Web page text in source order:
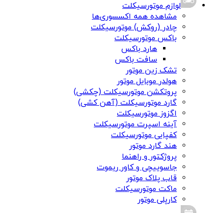
لوازم موتورسیکلت
مشاهده همه اکسسوری‌ها
چادر (روکش) موتورسیکلت
باکس موتورسیکلت
هارد باکس
سافت باکس
تشک زین موتور
هولدر موبایل موتور
پروتکشن موتورسیکلت (چکشی)
گارد موتورسیکلت (آهن کشی)
اگزوز موتورسیکلت
آینه اسپرت موتورسیکلت
کفپایی موتورسیکلت
هند گارد موتور
پروژکتور و راهنما
جاسوییچی و کاور ریموت
قاب پلاک موتور
ماکت موتورسیکلت
کارپلی موتور